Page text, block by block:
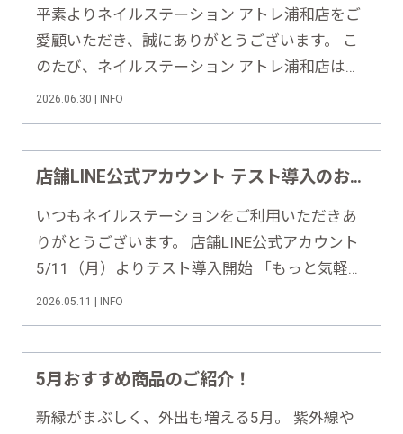
平素よりネイルステーション アトレ浦和店をご
愛顧いただき、誠にありがとうございます。 こ
のたび、ネイルステーション アトレ浦和店は、
2026年7月29日（水）をもちまして営業を終了
タッフ一同心より感謝申……
2026.06.30 | INFO
店舗LINE公式アカウント テスト導入のお知らせ
いつもネイルステーションをご利用いただきあ
りがとうございます。 店舗LINE公式アカウント
5/11（月）よりテスト導入開始 「もっと気軽に
お問い合わせいただける環境づくり」と 「より
します。 対象店舗 アトレ吉……
2026.05.11 | INFO
5月おすすめ商品のご紹介！
新緑がまぶしく、外出も増える5月。 紫外線や